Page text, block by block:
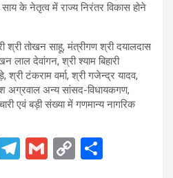
के नेतृत्व में राज्य निरंतर विकास होने
श्री तोखन साहू, मंत्रीगण श्री दयालदास
देवांगन, श्री श्याम बिहारी
श्री टंकराम वर्मा, श्री गजेन्द्र यादव,
अग्रवाल अन्य सांसद-विधायकगण,
एवं बड़ी संख्या में गणमान्य नागरिक
T
G
C